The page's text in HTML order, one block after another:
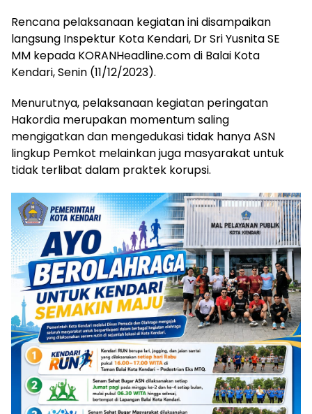
Rencana pelaksanaan kegiatan ini disampaikan
langsung Inspektur Kota Kendari, Dr Sri Yusnita SE
MM kepada KORANHeadline.com di Balai Kota
Kendari, Senin (11/12/2023).
Menurutnya, pelaksanaan kegiatan peringatan
Hakordia merupakan momentum saling
mengigatkan dan mengedukasi tidak hanya ASN
lingkup Pemkot melainkan juga masyarakat untuk
tidak terlibat dalam praktek korupsi.